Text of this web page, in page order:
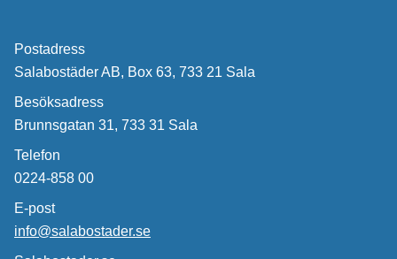
Postadress
Salabostäder AB, Box 63, 733 21 Sala
Besöksadress
Brunnsgatan 31, 733 31 Sala
Telefon
0224-858 00
E-post
info@salabostader.se